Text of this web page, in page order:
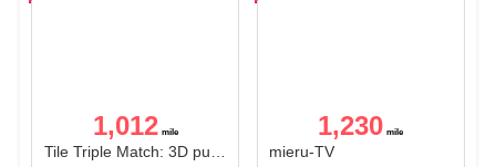
1,012
Tile Triple Match: 3D puzzle
1,230
mieru-TV